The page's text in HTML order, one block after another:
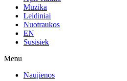
Muzika
Leidiniai
Nuotraukos
EN
Susisiek
Menu
Naujienos